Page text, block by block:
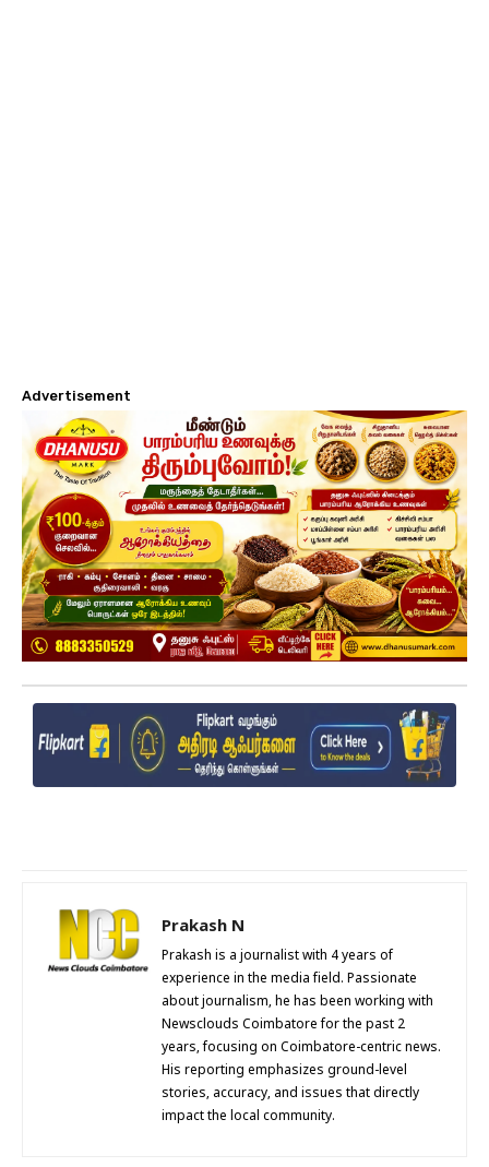
Advertisement
Prakash N
Prakash is a journalist with 4 years of
experience in the media field. Passionate
about journalism, he has been working with
Newsclouds Coimbatore for the past 2
years, focusing on Coimbatore-centric news.
His reporting emphasizes ground-level
stories, accuracy, and issues that directly
impact the local community.